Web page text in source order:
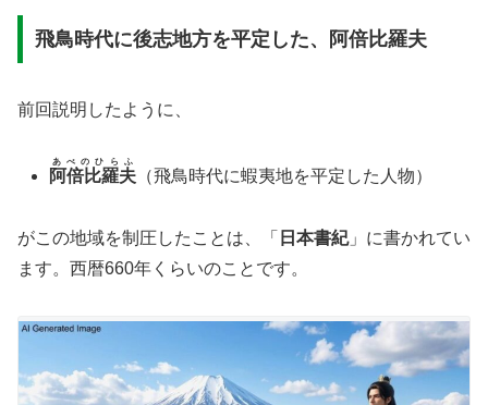
飛鳥時代に後志地方を平定した、阿倍比羅夫
前回説明したように、
阿倍比羅夫
あべのひらふ
（飛鳥時代に蝦夷地を平定した人物）
がこの地域を制圧したことは、「 日本書紀」に書かれてい
ます。西暦660年くらいのことです。